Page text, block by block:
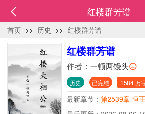
红楼群芳谱
首页 >> 历史 >> 红楼群芳谱
红楼群芳谱
作者： 一顿两馒头
历史 已完结 1584 万
最新章节： 第2539章 恒